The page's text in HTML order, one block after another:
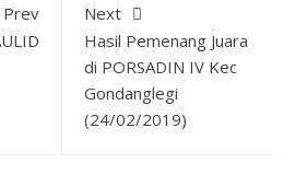
Prev
Next
Hasil Pemenang Juara
di PORSADIN IV Kec
Gondanglegi
(24/02/2019)